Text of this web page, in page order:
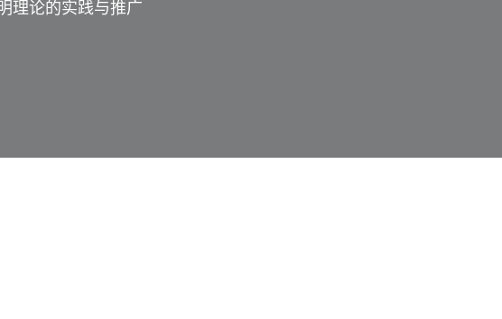
理论的实践与推广